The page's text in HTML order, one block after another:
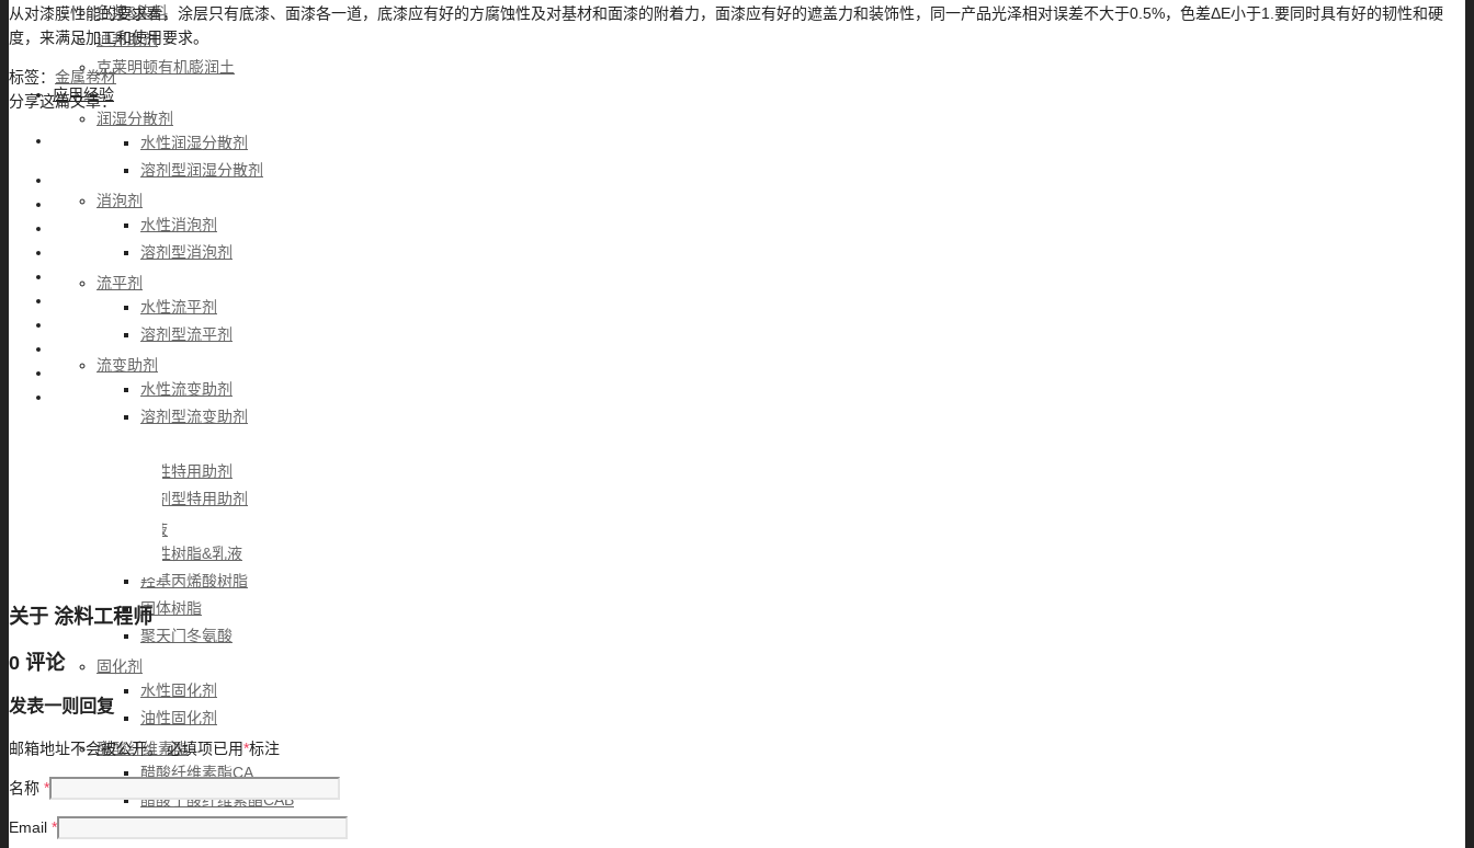
色浆&染料
迪邦助剂
克莱明顿有机膨润土
应用经验
润湿分散剂
水性润湿分散剂
溶剂型润湿分散剂
消泡剂
水性消泡剂
溶剂型消泡剂
流平剂
水性流平剂
溶剂型流平剂
流变助剂
水性流变助剂
溶剂型流变助剂
水性特用助剂
溶剂型特用助剂
树脂&乳液
水性树脂&乳液
羟基丙烯酸树脂
固体树脂
聚天门冬氨酸
固化剂
水性固化剂
油性固化剂
醋酸纤维素酯
醋酸纤维素酯CA
醋酸丁酸纤维素酯CAB
从对漆膜性能的要求看，涂层只有底漆、面漆各一道，底漆应有好的方腐蚀性及对基材和面漆的附着力，面漆应有好的遮盖力和装饰性，同一产品光泽相对误差不大于0.5%，色差ΔE小于1.要同时具有好的韧性和硬
度，来满足加工和使用要求。
标签： 金属卷材
分享这篇文章：
关于 涂料工程师
0 评论
发表一则回复
邮箱地址不会被公开。必填项已用*标注
名称 *
Email *